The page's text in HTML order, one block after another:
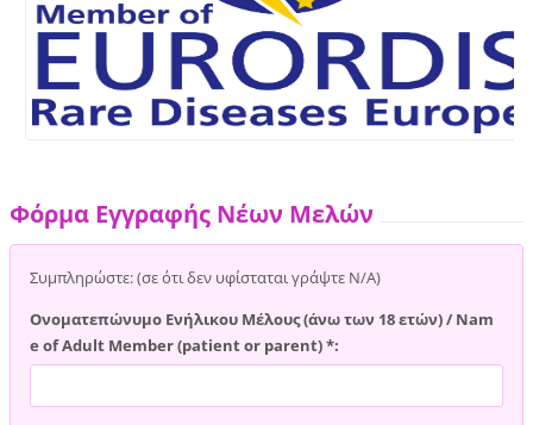
Φόρμα Εγγραφής Νέων Μελών
Συμπληρώστε: (σε ότι δεν υφίσταται γράψτε Ν/Α)
Ονοματεπώνυμο Ενήλικου Μέλους (άνω των 18 ετών) / Nam
e of Adult Member (patient or parent) *: